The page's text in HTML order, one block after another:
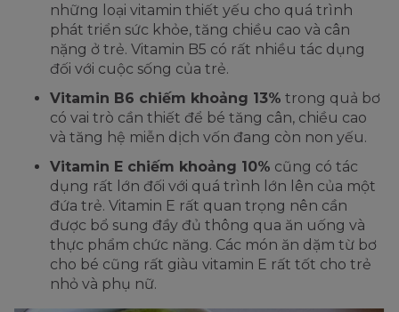
những loại vitamin thiết yếu cho quá trình
phát triển sức khỏe, tăng chiều cao và cân
nặng ở trẻ. Vitamin B5 có rất nhiều tác dụng
đối với cuộc sống của trẻ.
Vitamin B6 chiếm khoảng 13% trong quả bơ
có vai trò cần thiết để bé tăng cân, chiều cao
và tăng hệ miễn dịch vốn đang còn non yếu.
Vitamin E chiếm khoảng 10% cũng có tác
dụng rất lớn đối với quá trình lớn lên của một
đứa trẻ. Vitamin E rất quan trọng nên cần
được bổ sung đầy đủ thông qua ăn uống và
thực phẩm chức năng. Các món ăn dặm từ bơ
cho bé cũng rất giàu vitamin E rất tốt cho trẻ
nhỏ và phụ nữ.